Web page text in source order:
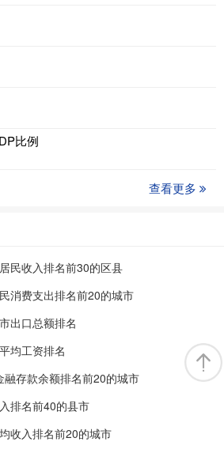
比例
查看更多
民收入排名前30的区县
消费支出排名前20的城市
出口总额排名
均工资排名
存款余额排名前20的城市
排名前40的县市
收入排名前20的城市